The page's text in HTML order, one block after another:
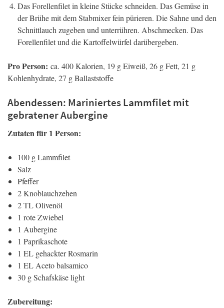
Das Forellenfilet in kleine Stücke schneiden. Das Gemüse in
der Brühe mit dem Stabmixer fein pürieren. Die Sahne und den
Schnittlauch zugeben und unterrühren. Abschmecken. Das
Forellenfilet und die Kartoffelwürfel darübergeben.
Pro Person: ca. 400 Kalorien, 19 g Eiweiß, 26 g Fett, 21 g
Kohlenhydrate, 27 g Ballaststoffe
Abendessen: Mariniertes Lammfilet mit
gebratener Aubergine
Zutaten für 1 Person:
100 g Lammfilet
Salz
Pfeffer
2 Knoblauchzehen
2 TL Olivenöl
1 rote Zwiebel
1 Aubergine
1 Paprikaschote
1 EL gehackter Rosmarin
1 EL Aceto balsamico
30 g Schafskäse light
Zubereitung: